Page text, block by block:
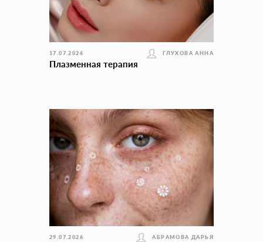
17.07.2026 ГЛУХОВА АННА
Плазменная терапия
29.07.2026 АБРАМОВА ДАРЬЯ